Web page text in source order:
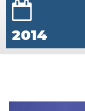
2014